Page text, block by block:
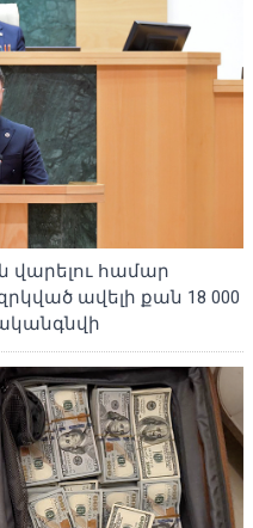
վարելու համար
ավելի քան 18 000